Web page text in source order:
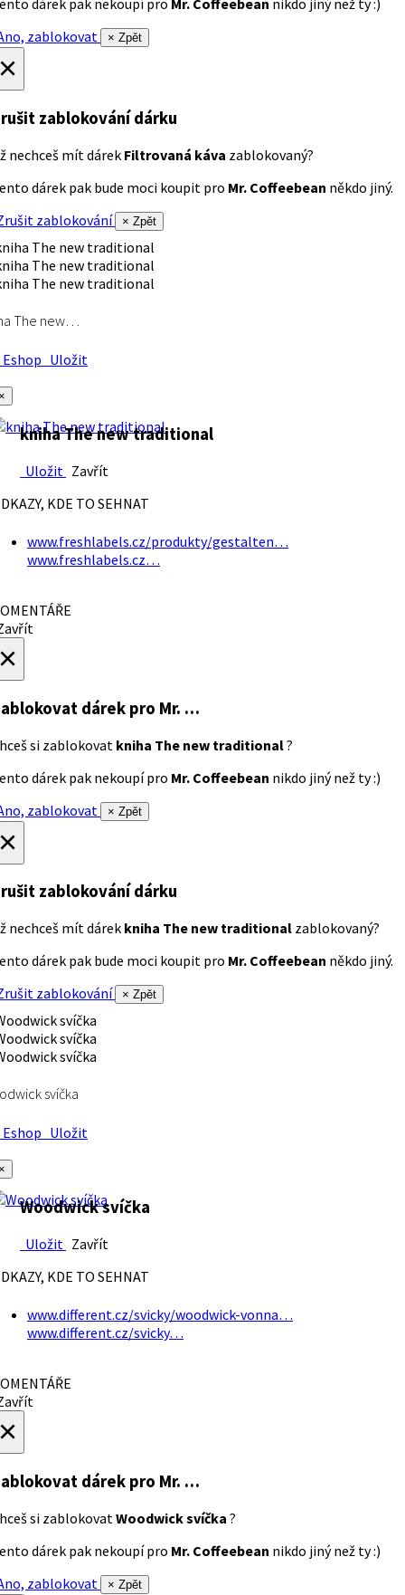
dárek pak nekoupí pro Mr. Coffeebean nikdo jiný než ty :)
zablokovat
× Zpět
zablokování dárku
nechceš mít dárek Filtrovaná káva zablokovaný?
dárek pak bude moci koupit pro Mr. Coffeebean někdo jiný.
zablokování
× Zpět
The new…
Uložit
kniha The new traditional
Uložit Zavřít
KDE TO SEHNAT
www.freshlabels.cz/produkty/gestalten…
www.freshlabels.cz…
dárek pro Mr. …
si zablokovat kniha The new traditional?
dárek pak nekoupí pro Mr. Coffeebean nikdo jiný než ty :)
zablokovat
× Zpět
zablokování dárku
nechceš mít dárek kniha The new traditional zablokovaný?
dárek pak bude moci koupit pro Mr. Coffeebean někdo jiný.
zablokování
× Zpět
svíčka
Uložit
Woodwick svíčka
Uložit Zavřít
KDE TO SEHNAT
www.different.cz/svicky/woodwick-vonna…
www.different.cz/svicky…
dárek pro Mr. …
si zablokovat Woodwick svíčka ?
dárek pak nekoupí pro Mr. Coffeebean nikdo jiný než ty :)
zablokovat
× Zpět